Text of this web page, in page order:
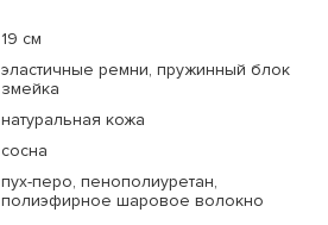
19 см
эластичные ремни, пружинный блок
змейка
натуральная кожа
сосна
пух-перо, пенополиуретан,
полиэфирное шаровое волокно